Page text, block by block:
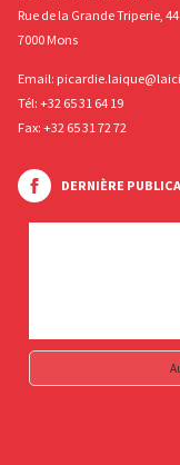
Rue de la Grande Triperie, 44
7000 Mons
Email:
Tél: +32 65 31 64 19
Fax: +32 65 31 72 72
DERNIÈRE